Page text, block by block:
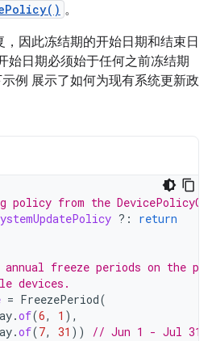
。
因此冻结期的开始日期和结束日
始日期必须始于任何之前冻结期
例 展示了如何为现有系统更新政
policy from the
?: return
freeze periods on the
devices.
= FreezePeriod(
.of(6, 1 ),
.of(7, 31 ))
// Jun 1 - Jul 31